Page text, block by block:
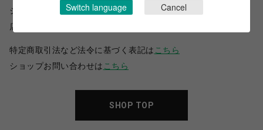
ショップ名
スパイラルガール
店舗名
特定商取引法など法令に基づく表記は こちら
ショップお問い合わせは こちら
SHOP TOP
Switch language Cancel